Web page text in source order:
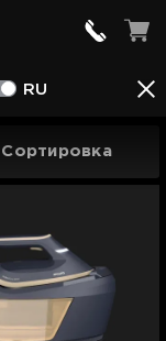
RU
Сортировка